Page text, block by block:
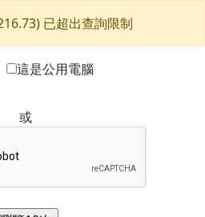
已超出查詢限制
這是公用電腦
或